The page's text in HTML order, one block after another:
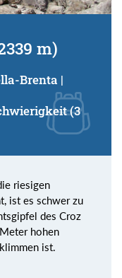
m)
Brenta |
(3
riesigen
ist es schwer zu
des Croz
hohen
ist.